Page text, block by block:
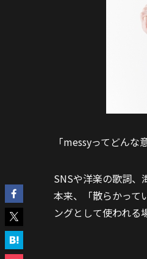
「messyってどんな
SNSや洋楽の歌詞、
本来、「散らかって
ングとして使われる